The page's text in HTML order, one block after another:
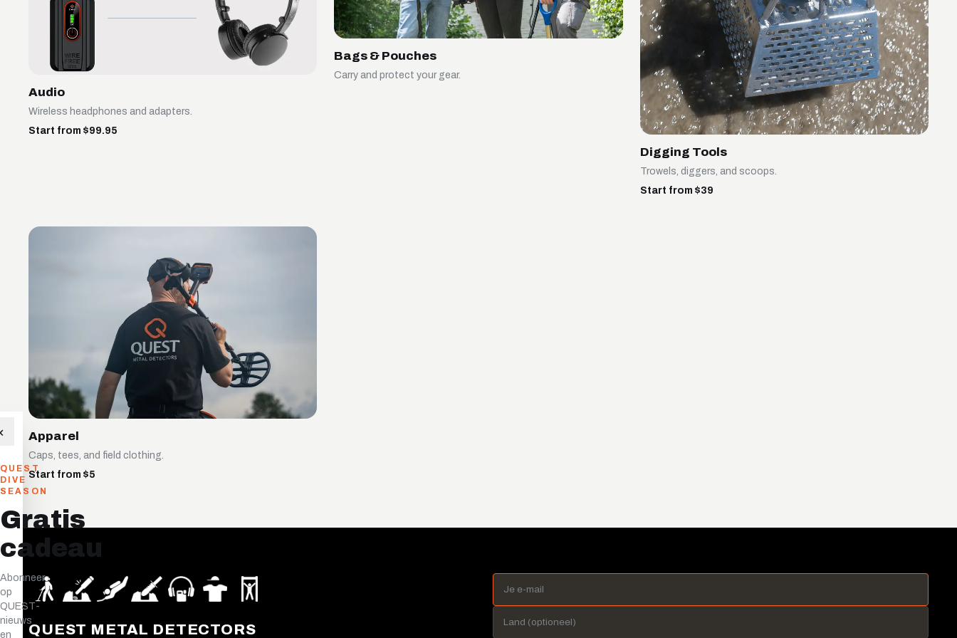
Audio
Wireless headphones and adapters.
Start from $99.95
Bags & Pouches
Carry and protect your gear.
Digging Tools
Trowels, diggers, and scoops.
Start from $39
Apparel
Caps, tees, and field clothing.
Start from $5
QUEST METAL DETECTORS
QUEST
DIVE
SEASON
Gratis
cadeau
Abonneer
op
QUEST-
nieuws
en